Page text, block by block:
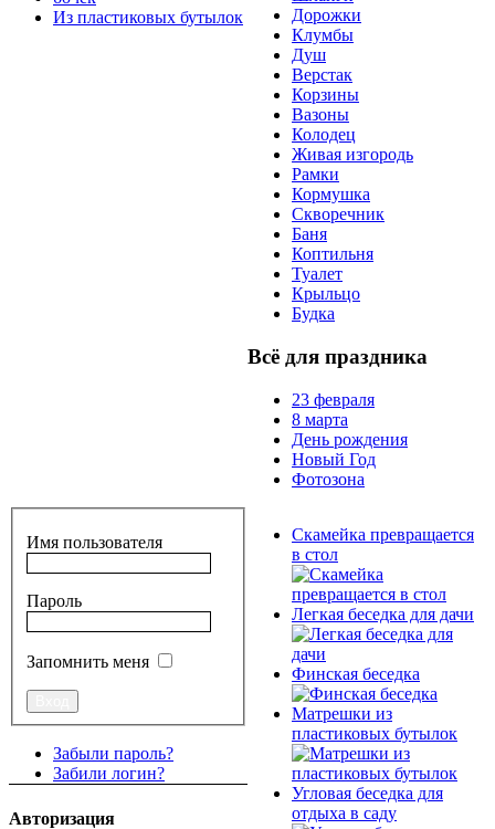
Из пластиковых бутылок
Дорожки
Клумбы
Душ
Верстак
Корзины
Вазоны
Колодец
Живая изгородь
Рамки
Кормушка
Скворечник
Баня
Коптильня
Туалет
Крыльцо
Будка
Всё для праздника
23 февраля
8 марта
День рождения
Новый Год
Фотозона
Имя пользователя
Пароль
Запомнить меня
Забыли пароль?
Забили логин?
Авторизация
Скамейка превращается
в стол
Легкая беседка для дачи
Финская беседка
Матрешки из
пластиковых бутылок
Угловая беседка для
отдыха в саду